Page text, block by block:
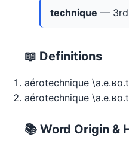
technique — 3rd
📖 Definitions
aérotechnique
aérotechnique
📚 Word Origin &